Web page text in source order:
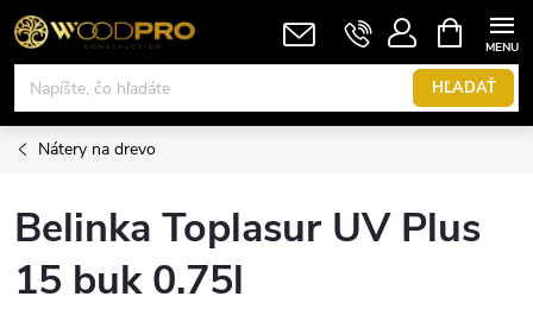
Prejsť
na
obsah
HĽADAŤ
KOŠÍK
Nátery na drevo
Belinka Toplasur UV Plus
15 buk 0.75l